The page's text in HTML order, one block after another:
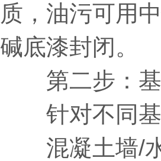
质，油污可用
碱底漆封闭。
第二步：基
针对不同基
混凝土墙/水